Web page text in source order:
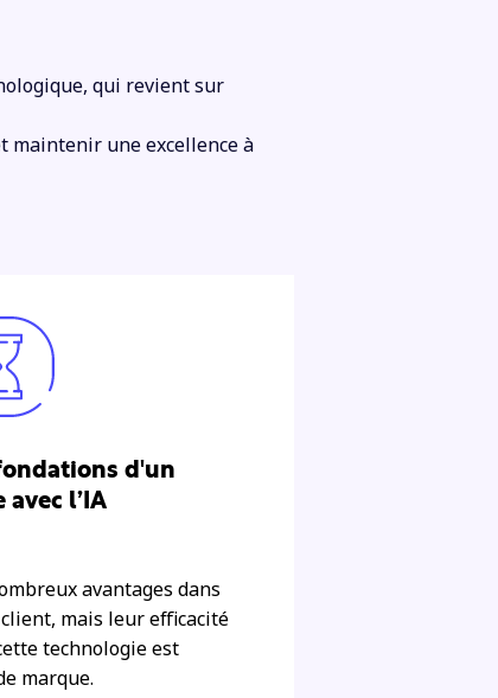
qui revient sur
une excellence à
d'un
l’IA
avantages dans
mais leur efficacité
technologie est
marque.